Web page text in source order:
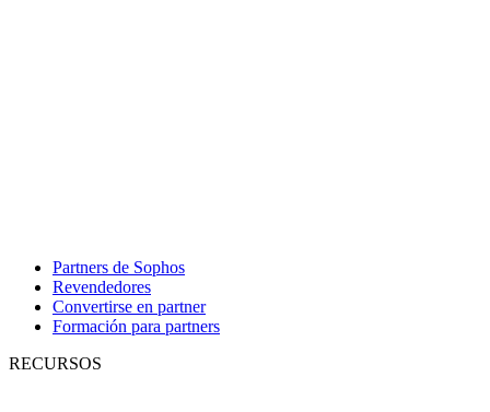
Partners de Sophos
Revendedores
Convertirse en partner
Formación para partners
RECURSOS